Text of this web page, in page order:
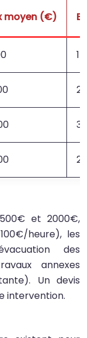
moyen (€)
et 2000€,
heure), les
des
annexes
Un devis
intervention.